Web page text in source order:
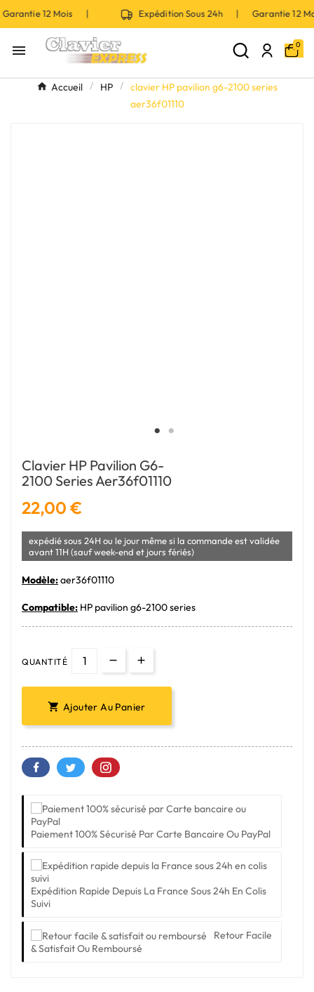
12 Mois | Expédition Sous 24h | Garantie 12
 0
Accueil HP
clavier HP pavilion g6-2100 series
aer36f01110
Clavier HP Pavilion G6-
2100 Series Aer36f01110
22,00 €
expédié sous 24H ou le jour même si la commande est validée
avant 11H (sauf week-end et jours fériés)
Modèle:aer36f01110
Compatible: HP pavilion g6-2100 series
QUANTITÉ
 Ajouter Au Panier
Paiement 100% Sécurisé Par Carte Bancaire Ou PayPal
Expédition Rapide Depuis La France Sous 24h En Colis
Suivi
Retour Facile
& Satisfait Ou Remboursé